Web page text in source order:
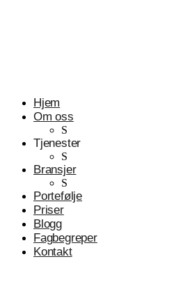
Hjem
Om oss
S
Tjenester
S
Bransjer
S
Portefølje
Priser
Blogg
Fagbegreper
Kontakt